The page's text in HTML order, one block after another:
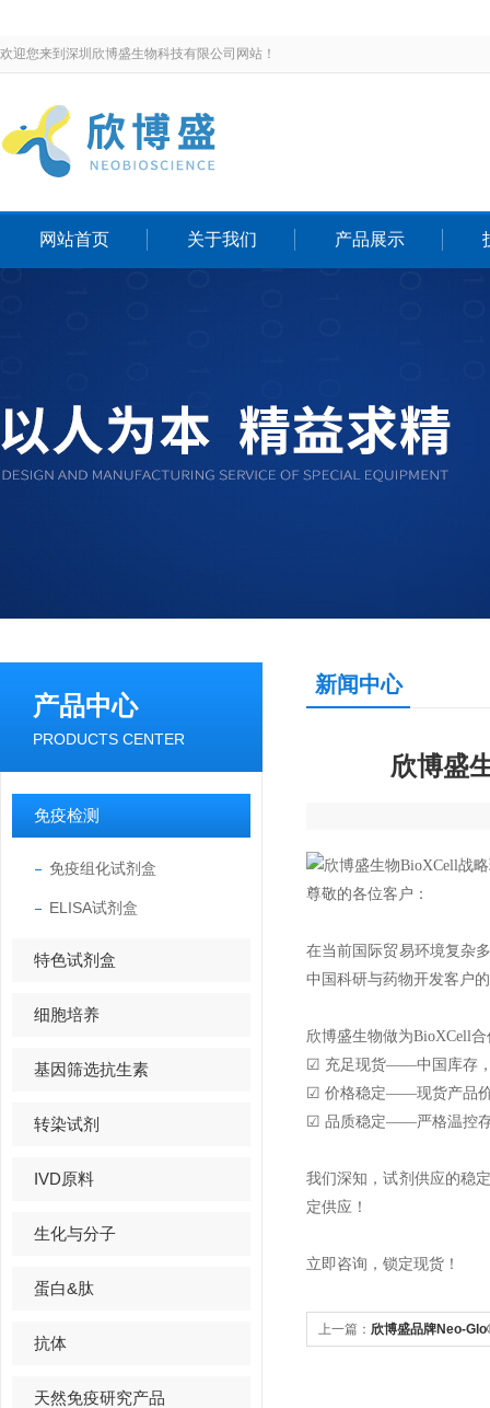
欢迎您来到深圳欣博盛生物科技有限公司网站！
网站首页 关于我们 产品展示
产品中心
PRODUCTS CENTER
免疫检测
免疫组化试剂盒
ELISA试剂盒
特色试剂盒
细胞培养
基因筛选抗生素
转染试剂
IVD原料
生化与分子
蛋白&肽
抗体
天然免疫研究产品
新闻中心
欣博盛
尊敬的各位客户：
在当前国际贸易环境复杂
中国科研与药物开发客户
欣博盛生物做为BioXCell
☑ 充足现货——中国库存
☑ 价格稳定——现货产品
☑ 品质稳定——严格温控
我们深知，试剂供应的稳
定供应！
立即咨询，锁定现货！
上一篇： 欣博盛品牌Neo-